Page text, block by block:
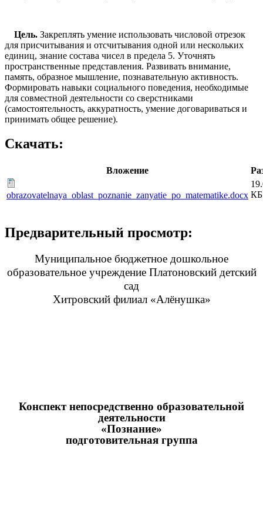
Цель. Закреплять умение использовать числовой отрезок
для присчитывания и отсчитывания одной или нескольких
единиц, знание состава чисел в предела 5. Уточнять
пространственные представления. Развивать внимание,
память, образное мышление, познавательную активность.
Формировать навыки социального поведения, необходимые
для совместной деятельности со сверстниками
(самостоятельность, аккуратность, умение договариваться и
принимать общее решение).
Скачать:
Вложение
obrazovatelnaya_oblast_poznanie_zanyatie_po_matematike.docx КБ
Предварительный просмотр:
Муниципальное бюджетное дошкольное
образовательное учреждение Платоновский детский
сад
Хитровский филиал «Алёнушка»
Конспект непосредственно образовательной
деятельности
«Познание»
подготовительная группа